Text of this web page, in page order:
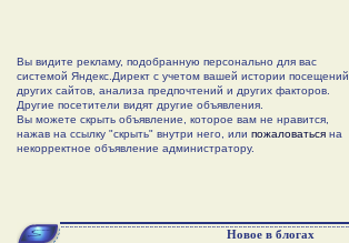
Вы видите рекламу, подобранную персонально для вас
системой Яндекс.Директ с учетом вашей истории посещений
других сайтов, анализа предпочтений и других факторов.
Другие посетители видят другие объявления.
Вы можете скрыть объявление, которое вам не нравится,
нажав на ссылку "скрыть" внутри него, или пожаловаться на
некорректное объявление администратору.
Новое в блогах